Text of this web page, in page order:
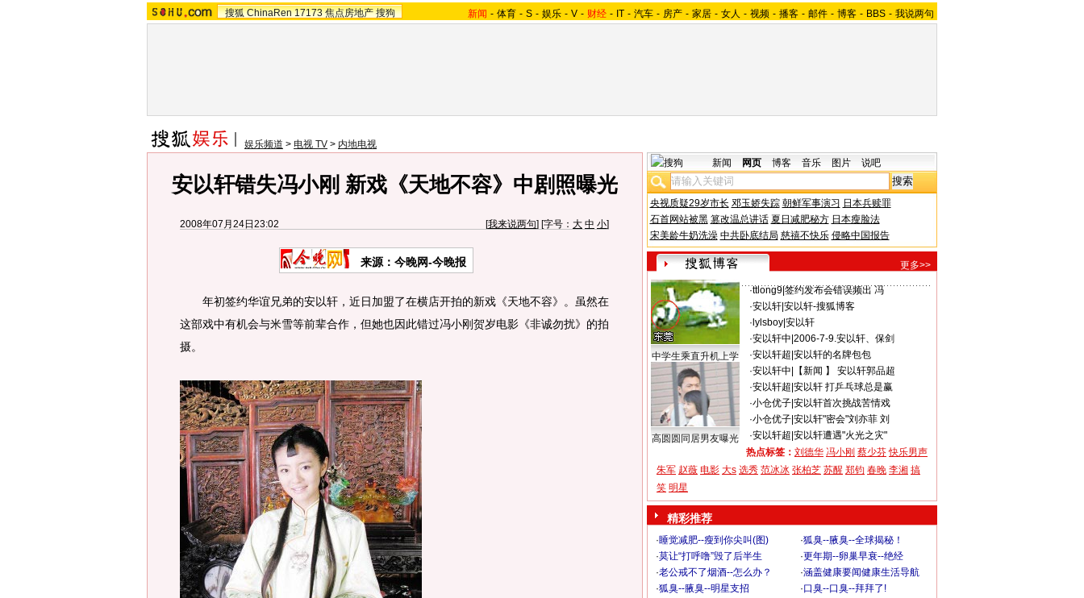
搜狐 ChinaRen 17173 焦点房地产 搜狗 新闻 - 体育 - S - 娱乐 - V - 财经 - IT - 汽车 - 房产 - 家居 - 女人 - 视频 - 播客 - 邮件 - 博客 - BBS - 我说两句
娱乐频道 > 电视 TV > 内地电视
安以轩错失冯小刚 新戏《天地不容》中剧照曝光
2008年07月24日23:02 [我来说两句] [字号： 大 中 小]
来源：今晚网-今晚报
年初签约华谊兄弟的安以轩，近日加盟了在横店开拍的新戏《天地不容》。虽然在
这部戏中有机会与米雪等前辈合作，但她也因此错过冯小刚贺岁电影《非诚勿扰》的拍
摄。
新闻 网页 博客 音乐 图片 说吧
央视质疑29岁市长 邓玉娇失踪 朝鲜军事演习 日本兵赎罪
石首网站被黑 篡改温总讲话 夏日减肥秘方 日本瘦脸法
宋美龄牛奶洗澡 中共卧底结局 慈禧不快乐 侵略中国报告
更多>>
中学生乘直升机上学
高圆圆同居男友曝光
·ttlong9| 签约发布会错误频出 冯
·安以轩| 安以轩-搜狐博客
· lylsboy| 安以轩
·安以轩中 2006-7-9.安以轩、保剑
·安以轩超 安以轩的名牌包包
·安以轩中
【新闻 】 安以轩郭品超
·安以轩超 安以轩 打乒乓球总是赢
·小仓优子| 安以轩首次挑战苦情戏
·小仓优子| 安以轩"密会"刘亦菲 刘
·安以轩超 安以轩遭遇"火光之灾"
热点标签： 刘德华 冯小刚 蔡少芬 快乐男声
朱军 赵薇 电影 大s 选秀 范冰冰 张柏芝 苏醒 郑钧 春晚 李湘 搞
笑 明星
精彩推荐
·睡觉减肥--瘦到你尖叫(图) ·狐臭--腋臭--全球揭秘！
·莫让“打呼噜”毁了后半生 ·更年期--卵巢早衰--绝经
·老公戒不了烟酒--怎么办？ ·涵盖健康要闻健康生活导航
·狐臭--腋臭--明星支招 ·口臭--口臭--拜拜了!